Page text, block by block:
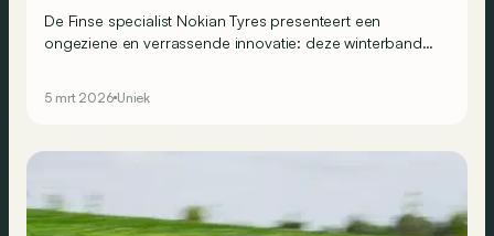
De Finse specialist Nokian Tyres presenteert een
ongeziene en verrassende innovatie: deze winterband
5 mrt 2026 Uniek